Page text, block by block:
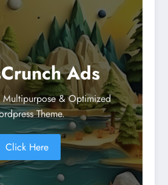
Ads
Multipurpose & Optimized
Theme.
Click Here